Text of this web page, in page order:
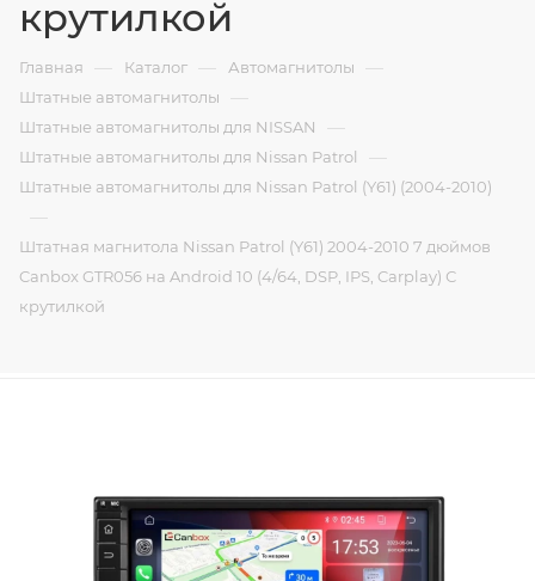
крутилкой
Главная — Каталог — Автомагнитолы —
Штатные автомагнитолы —
Штатные автомагнитолы для NISSAN —
Штатные автомагнитолы для Nissan Patrol —
Штатные автомагнитолы для Nissan Patrol (Y61) (2004-2010)
—
Штатная магнитола Nissan Patrol (Y61) 2004-2010 7 дюймов
Canbox GTR056 на Android 10 (4/64, DSP, IPS, Carplay) С
крутилкой